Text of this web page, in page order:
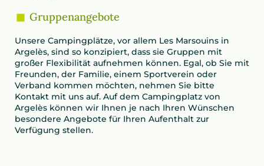
Gruppenangebote
Unsere Campingplätze, vor allem Les Marsouins in
Argelès, sind so konzipiert, dass sie Gruppen mit
großer Flexibilität aufnehmen können. Egal, ob Sie mit
Freunden, der Familie, einem Sportverein oder
Verband kommen möchten, nehmen Sie bitte
Kontakt mit uns auf. Auf dem Campingplatz von
Argelès können wir Ihnen je nach Ihren Wünschen
besondere Angebote für Ihren Aufenthalt zur
Verfügung stellen.